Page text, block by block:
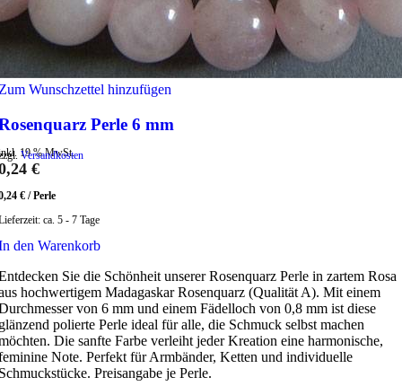
Wunschzettel hinzufügen
Perle 6 mm
19 % MwSt.
Versandkosten
€
€ /Perle
ca. 5 - 7 Tage
den Warenkorb
Sie die Schönheit unserer Rosenquarz Perle in zartem Rosa
hochwertigem Madagaskar Rosenquarz (Qualität A). Mit einem
von 6 mm und einem Fädelloch von 0,8 mm ist diese
polierte Perle ideal für alle, die Schmuck selbst machen
Die sanfte Farbe verleiht jeder Kreation eine harmonische,
Note. Perfekt für Armbänder, Ketten und individuelle
Preisangabe je Perle.